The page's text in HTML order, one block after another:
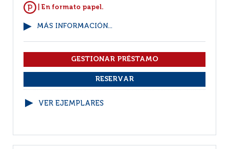
| En formato papel.
MÁS INFORMACIÓN...
VER EJEMPLARES